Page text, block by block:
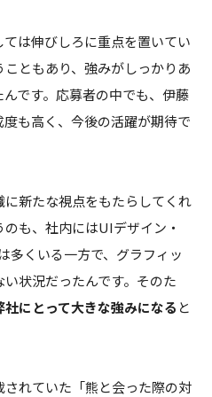
は伸びしろに重点を置いてい
ともあり、強みがしっかりあ
です。応募者の中でも、伊藤
も高く、今後の活躍が期待で
新たな視点をもたらしてくれ
も、社内にはUIデザイン・
多くいる一方で、グラフィッ
状況だったんです。そのた
にとって大きな強みになる と
れていた「熊と会った際の対